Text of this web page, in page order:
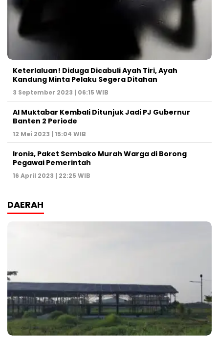
Keterlaluan! Diduga Dicabuli Ayah Tiri, Ayah
Kandung Minta Pelaku Segera Ditahan
3 September 2023 | 06:15 WIB
Al Muktabar Kembali Ditunjuk Jadi PJ Gubernur
Banten 2 Periode
12 Mei 2023 | 15:04 WIB
Ironis, Paket Sembako Murah Warga di Borong
Pegawai Pemerintah
16 April 2023 | 22:25 WIB
DAERAH